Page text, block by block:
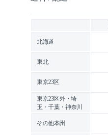
北海道
東北
東京23区
東京23区外・埼
玉・千葉・神奈川
その他本州